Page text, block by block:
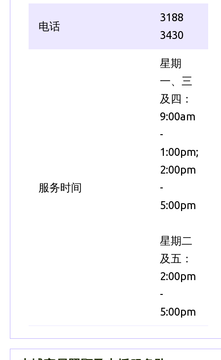
电话
3188
3430
服务时间
星期
一、三
及四：
9:00am
-
1:00pm;
2:00pm
-
5:00pm
星期二
及五：
2:00pm
-
5:00pm